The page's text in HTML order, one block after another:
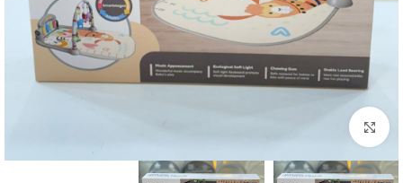
بزرگنمایی تصویر